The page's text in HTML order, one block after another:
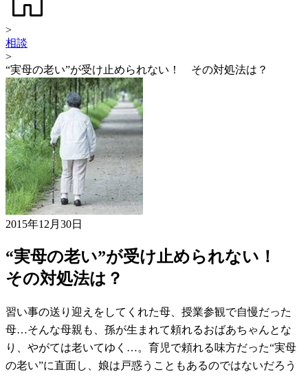
>
相談
>
“実母の老い”が受け止められない！ その対処法は？
2015年12月30日
“実母の老い”が受け止められない！
その対処法は？
習い事の送り迎えをしてくれた母、授業参観で自慢だった
母…そんな母親も、孫が生まれて頼れるおばあちゃんとな
り、やがては老いてゆく…。育児で頼れる味方だった“実母
の老い”に直面し、娘は戸惑うこともあるのではないだろう